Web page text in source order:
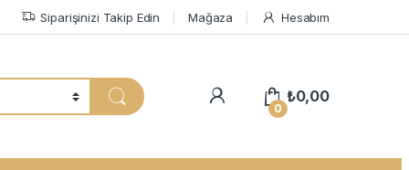
Siparişinizi Takip Edin Mağaza Hesabım
My Account
0
₺0,00